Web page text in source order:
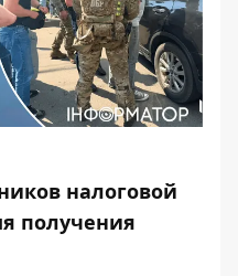
налоговой
получения